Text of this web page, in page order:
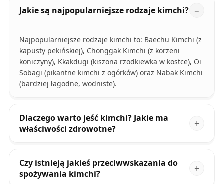
Jakie są najpopularniejsze rodzaje kimchi?
Najpopularniejsze rodzaje kimchi to: Baechu Kimchi (z
kapusty pekińskiej), Chonggak Kimchi (z korzeni
koniczyny), Kkakdugi (kiszona rzodkiewka w kostce), Oi
Sobagi (pikantne kimchi z ogórków) oraz Nabak Kimchi
(bardziej łagodne, wodniste).
Dlaczego warto jeść kimchi? Jakie ma
właściwości zdrowotne?
Czy istnieją jakieś przeciwwskazania do
spożywania kimchi?